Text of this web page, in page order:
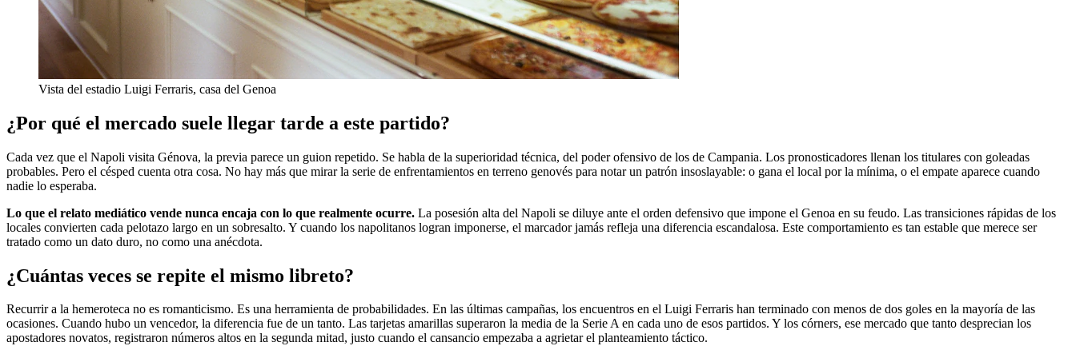
Vista del estadio Luigi Ferraris, casa del Genoa
¿Por qué el mercado suele llegar tarde a este partido?
Cada vez que el Napoli visita Génova, la previa parece un guion repetido. Se habla de la superioridad técnica, del poder ofensivo de los de Campania. Los pronosticadores llenan los titulares con goleadas
probables. Pero el césped cuenta otra cosa. No hay más que mirar la serie de enfrentamientos en terreno genovés para notar un patrón insoslayable: o gana el local por la mínima, o el empate aparece cuando
nadie lo esperaba.
Lo que el relato mediático vende nunca encaja con lo que realmente ocurre. La posesión alta del Napoli se diluye ante el orden defensivo que impone el Genoa en su feudo. Las transiciones rápidas de los
locales convierten cada pelotazo largo en un sobresalto. Y cuando los napolitanos logran imponerse, el marcador jamás refleja una diferencia escandalosa. Este comportamiento es tan estable que merece ser
tratado como un dato duro, no como una anécdota.
¿Cuántas veces se repite el mismo libreto?
Recurrir a la hemeroteca no es romanticismo. Es una herramienta de probabilidades. En las últimas campañas, los encuentros en el Luigi Ferraris han terminado con menos de dos goles en la mayoría de las
ocasiones. Cuando hubo un vencedor, la diferencia fue de un tanto. Las tarjetas amarillas superaron la media de la Serie A en cada uno de esos partidos. Y los córners, ese mercado que tanto desprecian los
apostadores novatos, registraron números altos en la segunda mitad, justo cuando el cansancio empezaba a agrietar el planteamiento táctico.